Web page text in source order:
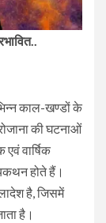
काल-खण्डों के
की घटनाओं
वार्षिक
होते हैं।
है, जिसमें
है।